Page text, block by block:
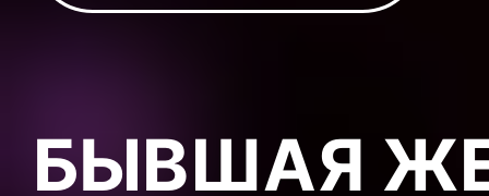
БЫВШАЯ